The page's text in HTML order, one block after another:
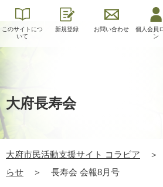
このサイトにつ
いて
新規登録 お問い合わせ
個人会員
ン
大府長寿会
大府市民活動支援サイト コラビア ＞
らせ
＞ 長寿会 会報8月号